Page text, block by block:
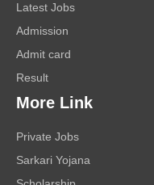
Latest Jobs
Admission
Admit card
Result
More Link
Private Jobs
Sarkari Yojana